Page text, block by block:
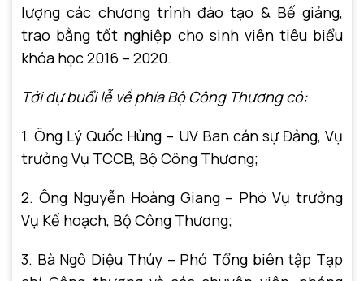
lượng các chương trình đào tạo & Bế giảng,
trao bằng tốt nghiệp cho sinh viên tiêu biểu
khóa học 2016 – 2020.
Tới dự buổi lễ về phía Bộ Công Thương có:
1. Ông Lý Quốc Hùng – UV Ban cán sự Đảng, Vụ
trưởng Vụ TCCB, Bộ Công Thương;
2. Ông Nguyễn Hoàng Giang – Phó Vụ trưởng
Vụ Kế hoạch, Bộ Công Thương;
3. Bà Ngô Diệu Thúy – Phó Tổng biên tập Tạp